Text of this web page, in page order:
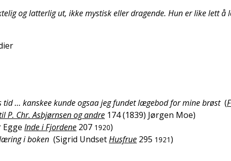
og latterlig ut, ikke mystisk eller dragende. Hun er like lett å
… kanskee kunde ogsaa jeg fundet lægebod for mine brøst (
P. Chr. Asbjørnsen og andre 174 (1839) Jørgen Moe)
Egge Inde i Fjordene 207 1920)
i boken (Sigrid UndsetHusfrue 295 1921)